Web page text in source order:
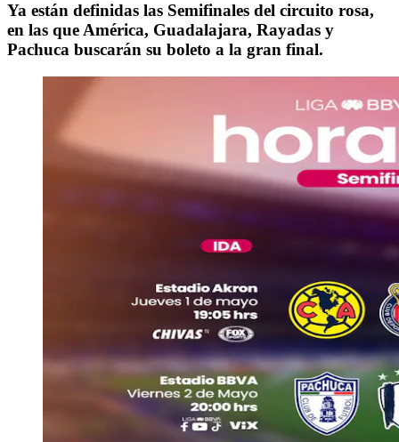
Ya están definidas las Semifinales del circuito rosa,
en las que América, Guadalajara, Rayadas y
Pachuca buscarán su boleto a la gran final.